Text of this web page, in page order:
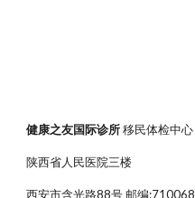
健康之友国际诊所移民体检中心
陕西省人民医院三楼
西安市含光路88号 邮编:710068